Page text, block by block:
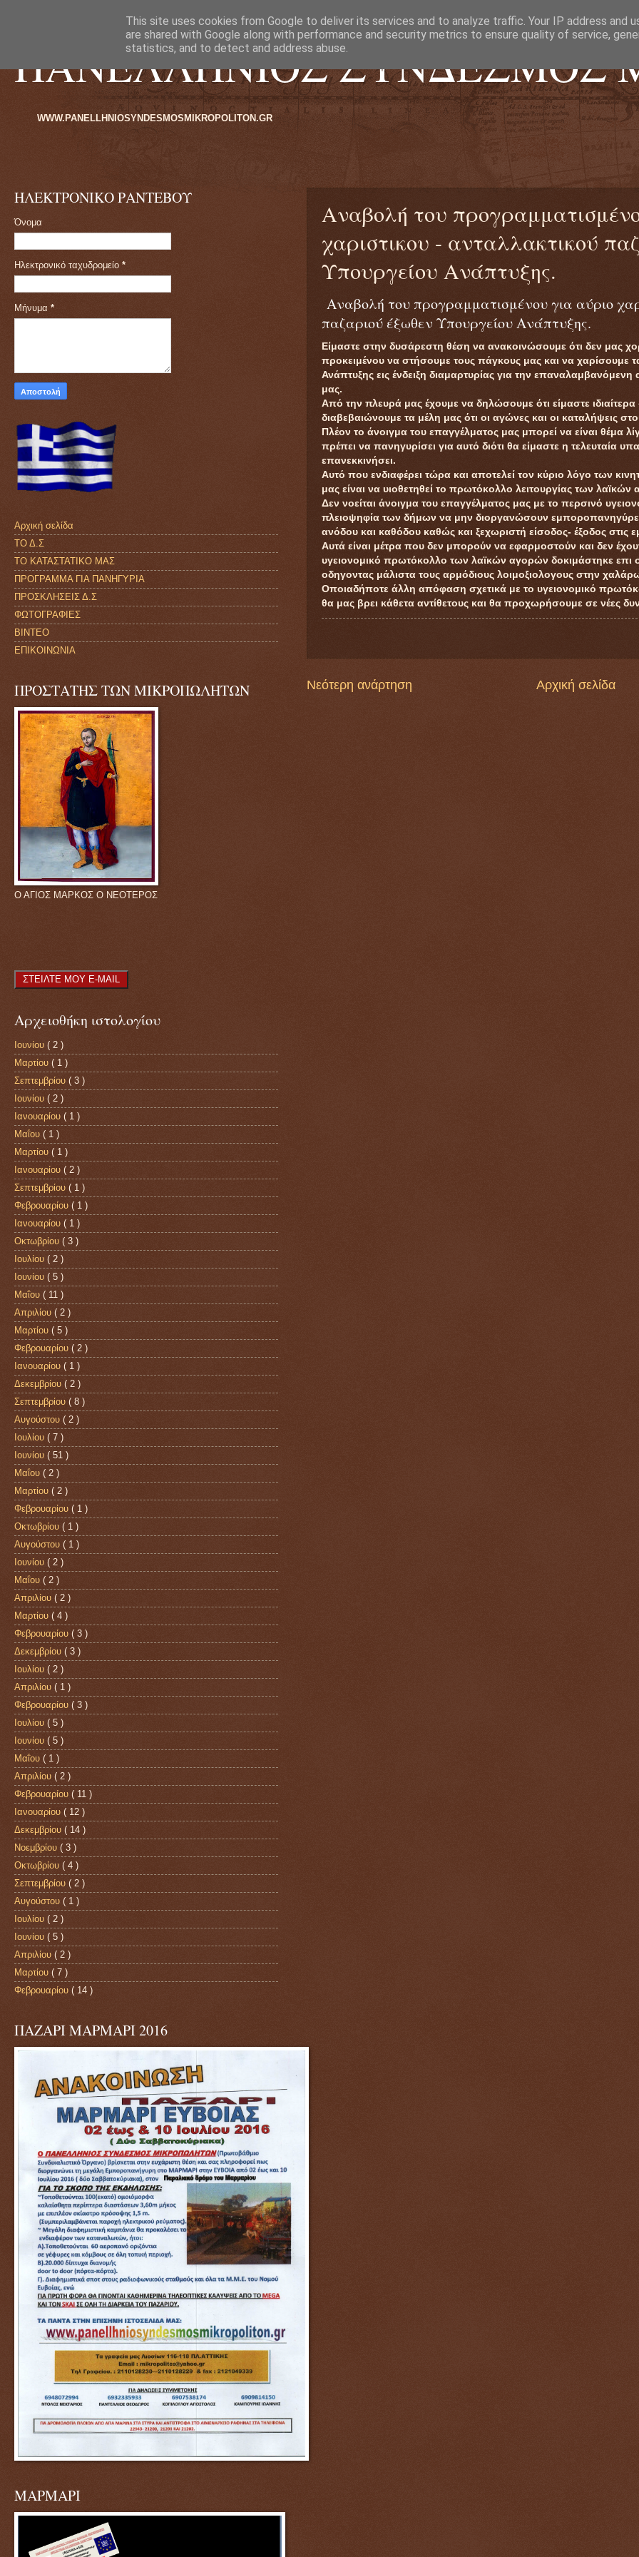
ΠΑΝΕΛΛΗΝΙΟΣ ΣΥΝΔΕΣΜΟΣ
Αναβολή του
χαριστικου - ανταλλακτικού
Υπουργείου Ανάπτυξης.
Αναβολή του προγραμματισμένου για αύριο
παζαριού έξωθεν Υπουργείου Ανάπτυξης.
Είμαστε στην δυσάρεστη θέση να ανακοινώσουμε ότι δεν μας
προκειμένου να στήσουμε τους πάγκους μας και να χαρίσουμε
Ανάπτυξης εις ένδειξη διαμαρτυρίας για την
μας.
Από την πλευρά μας έχουμε να δηλώσουμε ότι είμαστε
διαβεβαιώνουμε τα μέλη μας ότι οι αγώνες και οι καταλήψεις
Πλέον το άνοιγμα του επαγγέλματος μας μπορεί να είναι θέμα
πρέπει να πανηγυρίσει για αυτό διότι θα είμαστε η τελευταία
επανεκκινήσει.
Αυτό που ενδιαφέρει τώρα και αποτελεί τον κύριο λόγο των
μας είναι να υιοθετηθεί το πρωτόκολλο λειτουργίας των
Δεν νοείται άνοιγμα του επαγγέλματος μας με το περσινό
πλειοψηφία των δήμων να μην διοργανώσουν
ανόδου και καθόδου καθώς και ξεχωριστή είσοδος- έξοδος στις
Αυτά είναι μέτρα που δεν μπορούν να εφαρμοστούν και δεν
υγειονομικό πρωτόκολλο των λαϊκών αγορών δοκιμάστηκε επι
οδηγοντας μάλιστα τους αρμόδιους λοιμοξιολογους στην
Οποιαδήποτε άλλη απόφαση σχετικά με το υγειονομικό
θα μας βρει κάθετα αντίθετους και θα προχωρήσουμε σε νέες
Νεότερη ανάρτηση Αρχική σελίδα
ΗΛΕΚΤΡΟΝΙΚΟ ΡΑΝΤΕΒΟΥ
Όνομα
Ηλεκτρονικό ταχυδρομείο *
Μήνυμα *
Αρχική σελίδα
ΤΟ Δ.Σ
ΤΟ ΚΑΤΑΣΤΑΤΙΚΟ ΜΑΣ
ΠΡΟΓΡΑΜΜΑ ΓΙΑ ΠΑΝΗΓΥΡΙΑ
ΠΡΟΣΚΛΗΣΕΙΣ Δ.Σ
ΦΩΤΟΓΡΑΦΙΕΣ
ΒΙΝΤΕΟ
ΕΠΙΚΟΙΝΩΝΙΑ
ΠΡΟΣΤΑΤΗΣ ΤΩΝ ΜΙΚΡΟΠΩΛΗΤΩΝ
Ο ΑΓΙΟΣ ΜΑΡΚΟΣ Ο ΝΕΟΤΕΡΟΣ
Αρχειοθήκη ιστολογίου
Ιουνίου ( 2 )
Μαρτίου ( 1 )
Σεπτεμβρίου ( 3 )
Ιουνίου ( 2 )
Ιανουαρίου ( 1 )
Μαΐου ( 1 )
Μαρτίου ( 1 )
Ιανουαρίου ( 2 )
Σεπτεμβρίου ( 1 )
Φεβρουαρίου ( 1 )
Ιανουαρίου ( 1 )
Οκτωβρίου ( 3 )
Ιουλίου ( 2 )
Ιουνίου ( 5 )
Μαΐου ( 11 )
Απριλίου ( 2 )
Μαρτίου ( 5 )
Φεβρουαρίου ( 2 )
Ιανουαρίου ( 1 )
Δεκεμβρίου ( 2 )
Σεπτεμβρίου ( 8 )
Αυγούστου ( 2 )
Ιουλίου ( 7 )
Ιουνίου ( 51 )
Μαΐου ( 2 )
Μαρτίου ( 2 )
Φεβρουαρίου ( 1 )
Οκτωβρίου ( 1 )
Αυγούστου ( 1 )
Ιουνίου ( 2 )
Μαΐου ( 2 )
Απριλίου ( 2 )
Μαρτίου ( 4 )
Φεβρουαρίου ( 3 )
Δεκεμβρίου ( 3 )
Ιουλίου ( 2 )
Απριλίου ( 1 )
Φεβρουαρίου ( 3 )
Ιουλίου ( 5 )
Ιουνίου ( 5 )
Μαΐου ( 1 )
Απριλίου ( 2 )
Φεβρουαρίου ( 11 )
Ιανουαρίου ( 12 )
Δεκεμβρίου ( 14 )
Νοεμβρίου ( 3 )
Οκτωβρίου ( 4 )
Σεπτεμβρίου ( 2 )
Αυγούστου ( 1 )
Ιουλίου ( 2 )
Ιουνίου ( 5 )
Απριλίου ( 2 )
Μαρτίου ( 7 )
Φεβρουαρίου ( 14 )
ΠΑΖΑΡΙ ΜΑΡΜΑΡΙ 2016
ΜΑΡΜΑΡΙ
This site uses cookies from Google to deliver its services and to analyze traffic. Your IP address and
are shared with Google along with performance and security metrics to ensure quality of service,
statistics, and to detect and address abuse.